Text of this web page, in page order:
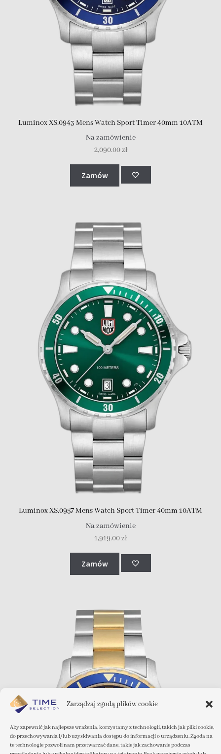
Zarządzaj zgodą plików cookie
Aby zapewnić jak najlepsze wrażenia, korzystamy z technologii, takich jak pliki cookie,
do przechowywania i/lub uzyskiwania dostępu do informacji o urządzeniu. Zgoda na
te technologie pozwoli nam przetwarzać dane, takie jak zachowanie podczas
Luminox XS.0943 Mens Watch Sport Timer 40mm 10ATM
Na zamówienie
2,090.00zł
Zamów
Luminox XS.0957 Mens Watch Sport Timer 40mm 10ATM
Na zamówienie
1,919.00zł
Zamów